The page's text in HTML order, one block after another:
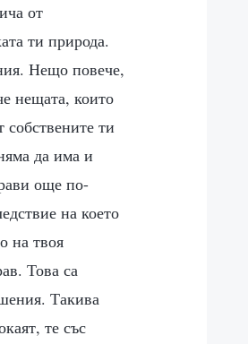
от
ти природа.
Нещо повече,
нещата, които
ти
да има и
още по-
на което
на твоя
Това са
Такива
те със